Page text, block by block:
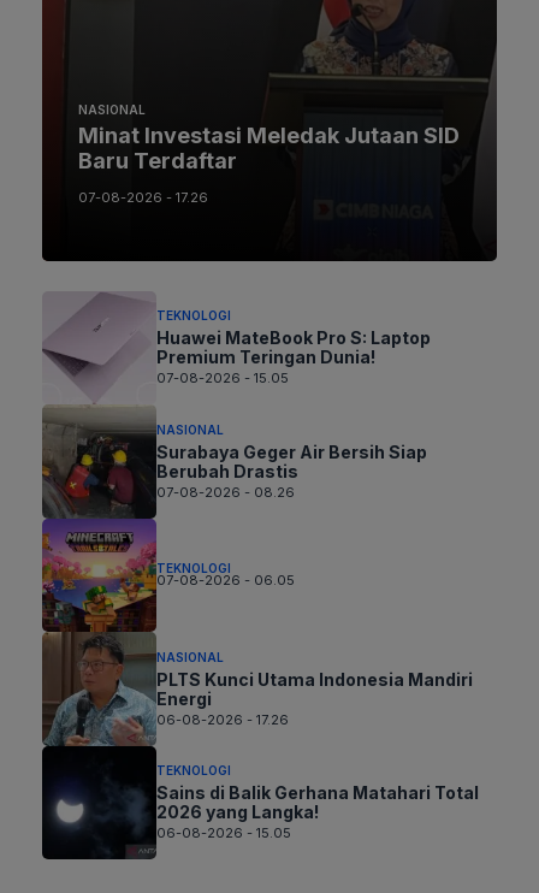
NASIONAL
Minat Investasi Meledak Jutaan SID
Baru Terdaftar
07-08-2026 - 17.26
TEKNOLOGI
Huawei MateBook Pro S: Laptop
Premium Teringan Dunia!
07-08-2026 - 15.05
NASIONAL
Surabaya Geger Air Bersih Siap
Berubah Drastis
07-08-2026 - 08.26
TEKNOLOGI
07-08-2026 - 06.05
NASIONAL
PLTS Kunci Utama Indonesia Mandiri
Energi
06-08-2026 - 17.26
TEKNOLOGI
Sains di Balik Gerhana Matahari Total
2026 yang Langka!
06-08-2026 - 15.05